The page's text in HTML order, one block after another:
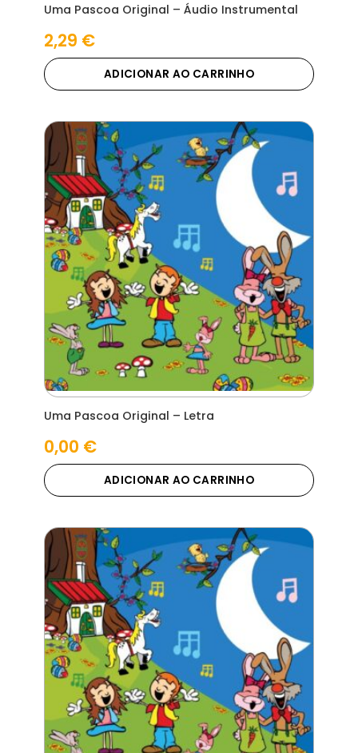
Uma Pascoa Original – Áudio Instrumental
2,29 €
ADICIONAR AO CARRINHO
Uma Pascoa Original – Letra
0,00 €
ADICIONAR AO CARRINHO